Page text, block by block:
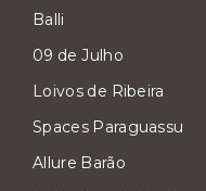
Balli
09 de Julho
Loivos de Ribeira
Spaces Paraguassu
Allure Barão